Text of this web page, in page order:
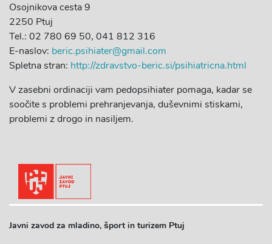
Osojnikova cesta 9
2250 Ptuj
Tel.: 02 780 69 50, 041 812 316
E-naslov: beric.psihiater@gmail.com
Spletna stran: http://zdravstvo-beric.si/psihiatricna.html
V zasebni ordinaciji vam pedopsihiater pomaga, kadar se
soočite s problemi prehranjevanja, duševnimi stiskami,
problemi z drogo in nasiljem.
Javni zavod za mladino, šport in turizem Ptuj